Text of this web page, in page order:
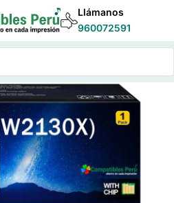
Llámanos
960072591
/Toner Compatible HP